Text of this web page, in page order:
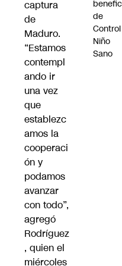
captura
de
Maduro.
“Estamos
contempl
ando ir
una vez
que
establezc
amos la
cooperaci
ón y
podamos
avanzar
con todo”,
agregó
Rodríguez
, quien el
miércoles
de
Control
Niño
Sano